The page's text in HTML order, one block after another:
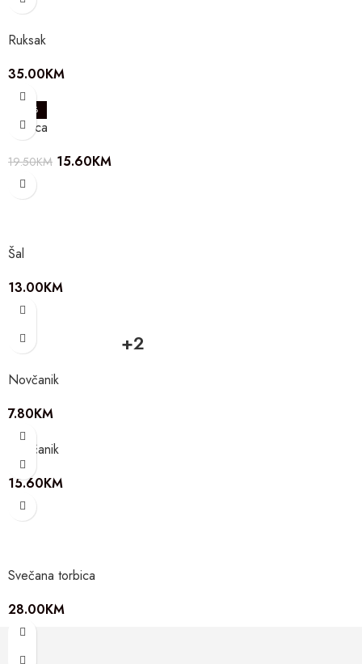
Ruksak
35.00KM
-20%
Torbica
19.50KM 15.60KM
Šal
13.00KM
+2
Novčanik
7.80KM
Novčanik
15.60KM
Svečana torbica
28.00KM